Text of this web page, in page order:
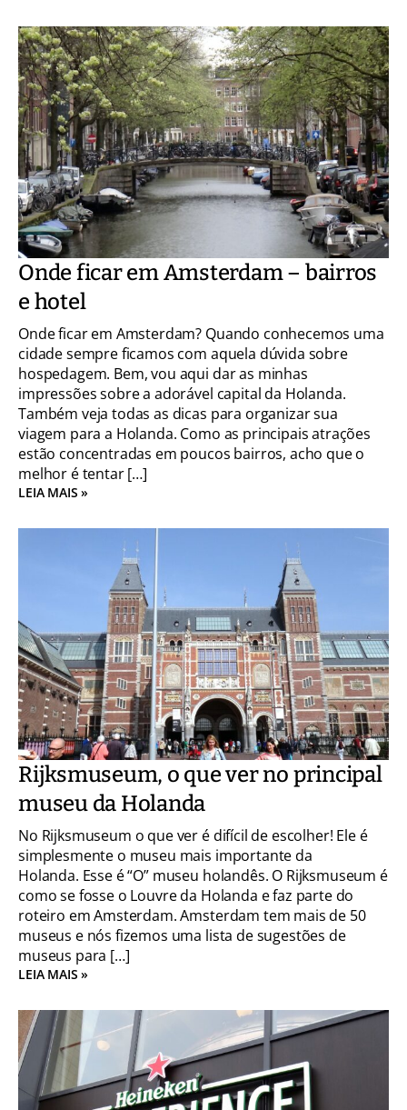
Onde ficar em Amsterdam – bairros
e hotel
Onde ficar em Amsterdam? Quando conhecemos uma
cidade sempre ficamos com aquela dúvida sobre
hospedagem. Bem, vou aqui dar as minhas
impressões sobre a adorável capital da Holanda.
Também veja todas as dicas para organizar sua
viagem para a Holanda. Como as principais atrações
estão concentradas em poucos bairros, acho que o
melhor é tentar […]
LEIA MAIS »
Rijksmuseum, o que ver no principal
museu da Holanda
No Rijksmuseum o que ver é difícil de escolher! Ele é
simplesmente o museu mais importante da
Holanda. Esse é “O” museu holandês. O Rijksmuseum é
como se fosse o Louvre da Holanda e faz parte do
roteiro em Amsterdam. Amsterdam tem mais de 50
museus e nós fizemos uma lista de sugestões de
museus para […]
LEIA MAIS »